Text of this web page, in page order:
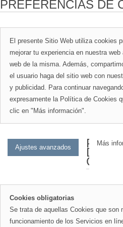
PREFERENCIAS DE
El presente Sitio Web utiliza cookies
mejorar tu experiencia en nuestra
web de la misma. Además,
el usuario haga del sitio web con
y publicidad. Para continuar
expresamente la Política de Cookies
clic en "Más información".
Más
DE
Cookies obligatorias
Se trata de aquellas Cookies que son
funcionamiento de los Servicios en